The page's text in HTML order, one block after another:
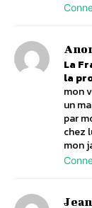
La
la
mon
un
par
chez
mon